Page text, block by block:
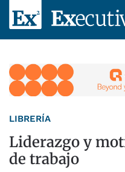
Skip to main content
LIBRERÍA
Liderazgo y
de trabajo